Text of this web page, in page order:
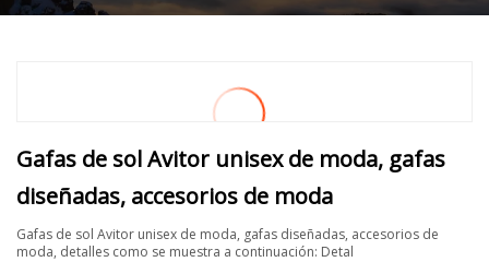
Gafas de sol Avitor unisex de moda, gafas
diseñadas, accesorios de moda
Gafas de sol Avitor unisex de moda, gafas diseñadas, accesorios de
moda, detalles como se muestra a continuación: Detal